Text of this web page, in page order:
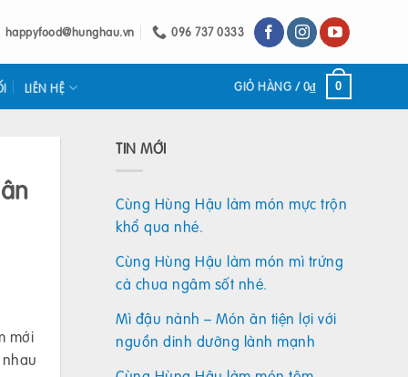
happyfood@hunghau.vn 096 737 0333
LIÊN HỆ GIỎ HÀNG /0₫ 0
mới
TIN MỚI
Cùng Hùng Hậu làm món mực trộn
khổ qua nhé.
Cùng Hùng Hậu làm món mì trứng
cà chua ngâm sốt nhé.
Mì đậu nành – Món ăn tiện lợi với
nguồn dinh dưỡng lành mạnh